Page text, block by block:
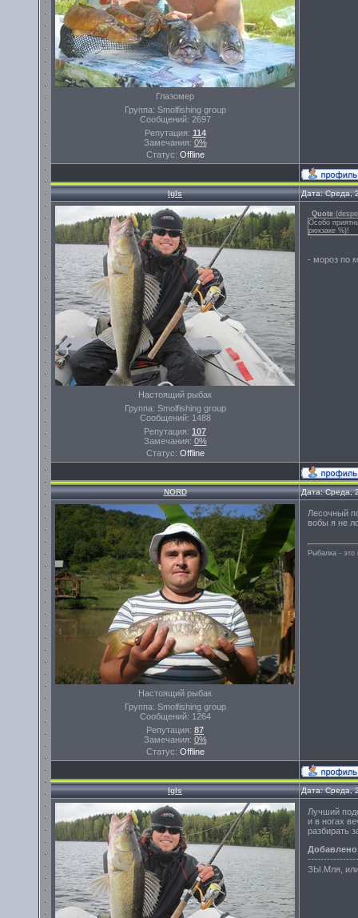
Глазомер
Группа: Smolfishing group
Сообщений: 2697
Репутация: 114
Замечания: 0%
Статус: Offline
Igls Дата: Среда,
Настоящий рыбак
Группа: Smolfishing group
Сообщений: 1488
Репутация: 107
Замечания: 0%
Статус: Offline
Quote (
Особо
рюкзаке %)!
- мороз по
NORD Дата: Среда,
Настоящий рыбак
Группа: Smolfishing group
Сообщений: 1264
Репутация: 87
Замечания: 0%
Статус: Offline
Лесочный
вобы я не
Рыбалка -
Igls Дата: Среда,
Лучший
и в ногах
разбирать
Добавлено
ЗЫ.Мля,